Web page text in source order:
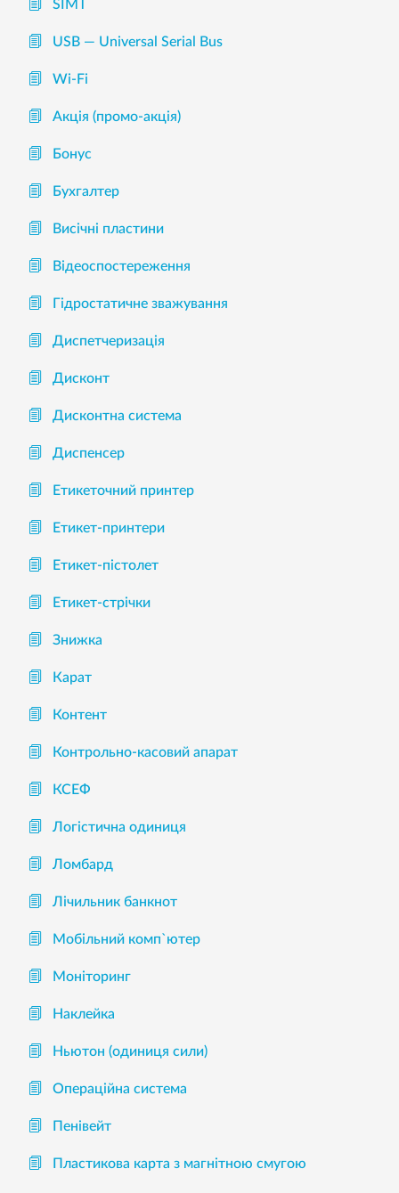
SIMT
USB — Universal Serial Bus
Wi-Fi
Акція (промо-акція)
Бонус
Бухгалтер
Висічні пластини
Відеоспостереження
Гідростатичне зважування
Диспетчеризація
Дисконт
Дисконтна система
Диспенсер
Етикеточний принтер
Етикет-принтери
Етикет-пістолет
Етикет-стрічки
Знижка
Карат
Контент
Контрольно-касовий апарат
КСЕФ
Логістична одиниця
Ломбард
Лічильник банкнот
Мобільний комп`ютер
Моніторинг
Наклейка
Ньютон (одиниця сили)
Операційна система
Пенівейт
Пластикова карта з магнітною смугою